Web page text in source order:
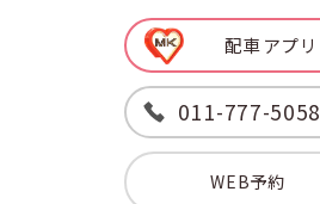
配車アプリ
011-777-5058
WEB予約